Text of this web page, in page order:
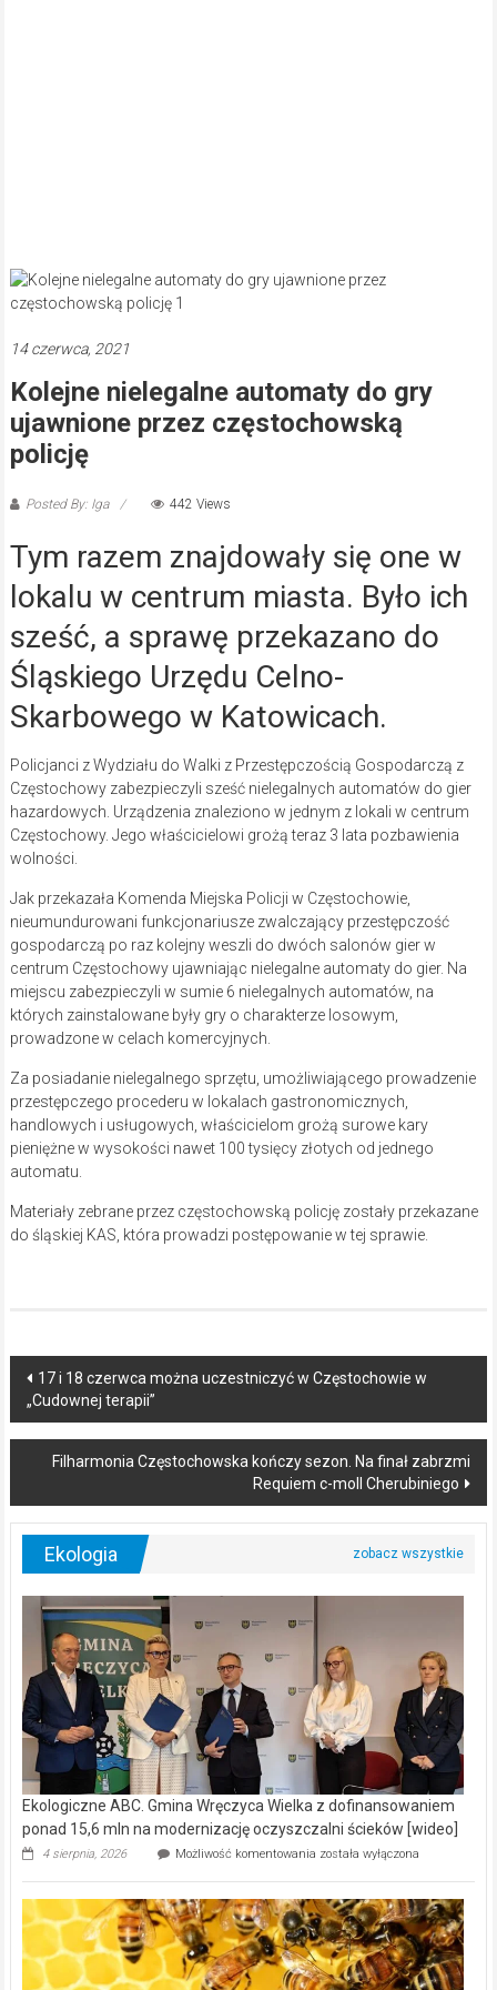
14 czerwca, 2021
Kolejne nielegalne automaty do gry
ujawnione przez częstochowską
policję
Posted By: Iga 442 Views
Tym razem znajdowały się one w
lokalu w centrum miasta. Było ich
sześć, a sprawę przekazano do
Śląskiego Urzędu Celno-
Skarbowego w Katowicach.
Policjanci z Wydziału do Walki z Przestępczością Gospodarczą z
Częstochowy zabezpieczyli sześć nielegalnych automatów do gier
hazardowych. Urządzenia znaleziono w jednym z lokali w centrum
Częstochowy. Jego właścicielowi grożą teraz 3 lata pozbawienia
wolności.
Jak przekazała Komenda Miejska Policji w Częstochowie,
nieumundurowani funkcjonariusze zwalczający przestępczość
gospodarczą po raz kolejny weszli do dwóch salonów gier w
centrum Częstochowy ujawniając nielegalne automaty do gier. Na
miejscu zabezpieczyli w sumie 6 nielegalnych automatów, na
których zainstalowane były gry o charakterze losowym,
prowadzone w celach komercyjnych.
Za posiadanie nielegalnego sprzętu, umożliwiającego prowadzenie
przestępczego procederu w lokalach gastronomicznych,
handlowych i usługowych, właścicielom grożą surowe kary
pieniężne w wysokości nawet 100 tysięcy złotych od jednego
automatu.
Materiały zebrane przez częstochowską policję zostały przekazane
do śląskiej KAS, która prowadzi postępowanie w tej sprawie.
Post
navigation
17 i 18 czerwca można uczestniczyć w Częstochowie w
„Cudownej terapii”
Filharmonia Częstochowska kończy sezon. Na finał zabrzmi
Requiem c-moll Cherubiniego
Ekologia
Ekologiczne ABC. Gmina Wręczyca Wielka z dofinansowaniem
ponad 15,6 mln na modernizację oczyszczalni ścieków [wideo]
4 sierpnia, 2026 Możliwość komentowania Ekologiczne
Wręczyca
Wielka
z
dofinansowaniem
ponad
została wyłączona